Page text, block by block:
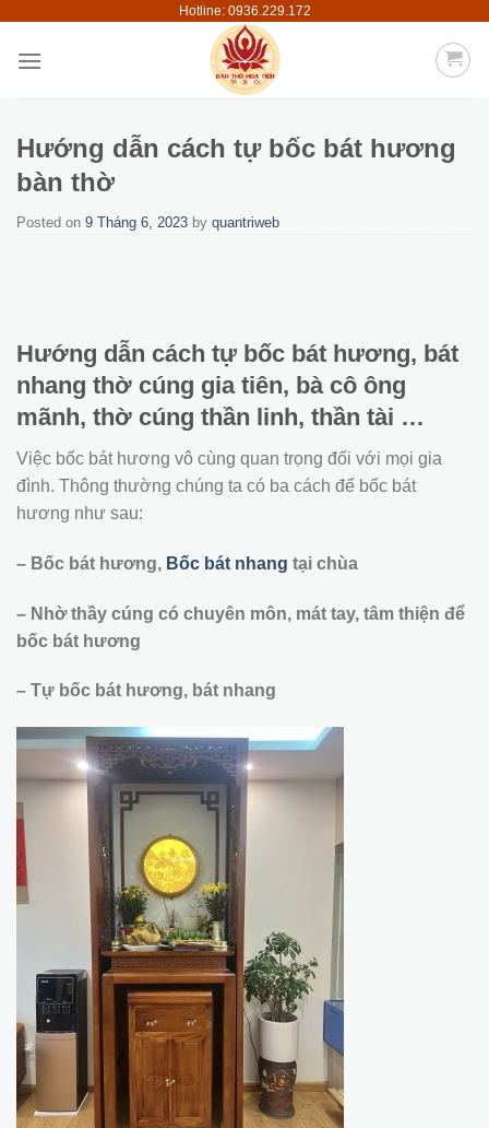
content
Hotline: 0936.229.172
Hướng dẫn cách tự bốc bát hương
bàn thờ
Posted on 9 Tháng 6, 2023 by quantriweb
Hướng dẫn cách tự bốc bát hương, bát
nhang thờ cúng gia tiên, bà cô ông
mãnh, thờ cúng thần linh, thần tài …
Việc bốc bát hương vô cùng quan trọng đối với mọi gia
đình. Thông thường chúng ta có ba cách để bốc bát
hương như sau:
– Bốc bát hương, Bốc bát nhang tại chùa
– Nhờ thầy cúng có chuyên môn, mát tay, tâm thiện để
bốc bát hương
– Tự bốc bát hương, bát nhang